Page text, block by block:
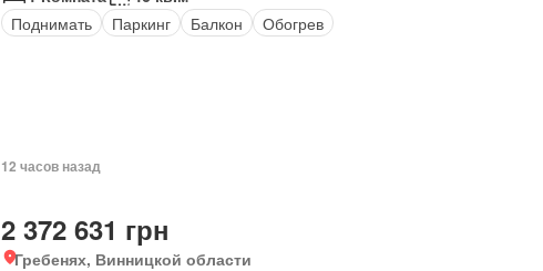
Поднимать
Паркинг Балкон Обогрев
12 часов назад
2 372 631 грн
Гребенях, Винницкой области